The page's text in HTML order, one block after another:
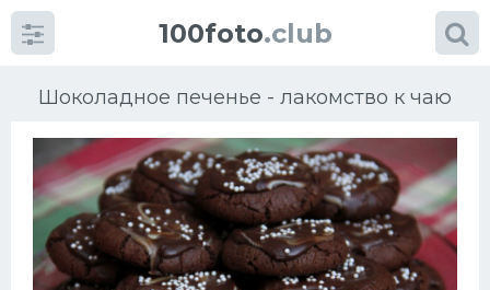
100foto.club
Шоколадное печенье - лакомство к чаю
Категориикартинок